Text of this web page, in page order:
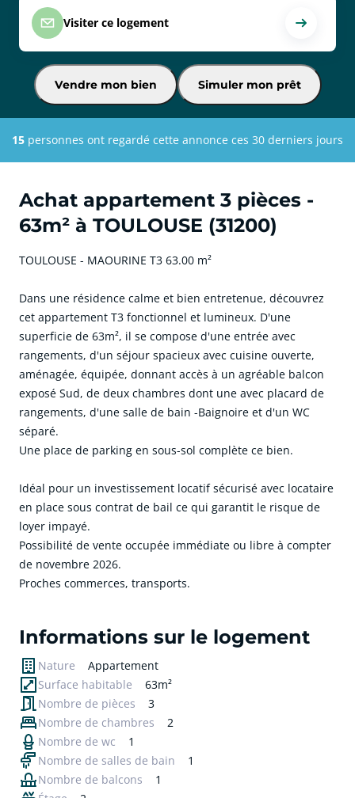
Achat appartement 3 pièces -
63m² à TOULOUSE (31200)
TOULOUSE - MAOURINE T3 63.00 m²
Dans une résidence calme et bien entretenue, découvrez
cet appartement T3 fonctionnel et lumineux. D'une
superficie de 63m², il se compose d'une entrée avec
rangements, d'un séjour spacieux avec cuisine ouverte,
aménagée, équipée, donnant accès à un agréable balcon
exposé Sud, de deux chambres dont une avec placard de
rangements, d'une salle de bain -Baignoire et d'un WC
séparé.
Une place de parking en sous-sol complète ce bien.
Idéal pour un investissement locatif sécurisé avec locataire
en place sous contrat de bail ce qui garantit le risque de
loyer impayé.
Possibilité de vente occupée immédiate ou libre à compter
de novembre 2026.
Proches commerces, transports.
Informations sur le logement
Nature
Appartement
Surface habitable
63m²
Nombre de pièces
3
Nombre de chambres
2
Nombre de wc
1
Nombre de salles de bain
1
Nombre de balcons
1
Visiter ce logement
Simuler mon prêt
Vendre mon bien
15 personnes ont regardé cette annonce ces 30 derniers jours